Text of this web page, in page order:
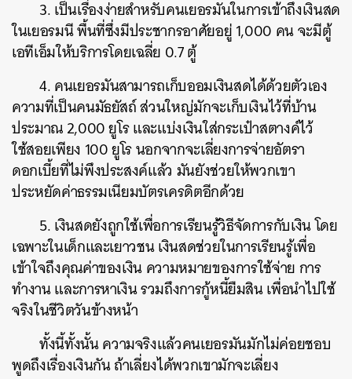
3. เป็นเรื่องง่ายสำหรับคนเยอรมันในการเข้าถึงเงินสด
ในเยอรมนี พื้นที่ซึ่งมีประชากรอาศัยอยู่ 1,000 คน จะมีตู้
เอทีเอ็มให้บริการโดยเฉลี่ย 0.7 ตู้
4. คนเยอรมันสามารถเก็บออมเงินสดได้ด้วยตัวเอง
ความที่เป็นคนมัธยัสถ์ ส่วนใหญ่มักจะเก็บเงินไว้ที่บ้าน
ประมาณ 2,000 ยูโร และแบ่งเงินใส่กระเป๋าสตางค์ไว้
ใช้สอยเพียง 100 ยูโร นอกจากจะเลี่ยงการจ่ายอัตรา
ดอกเบี้ยที่ไม่พึงประสงค์แล้ว มันยังช่วยให้พวกเขา
ประหยัดค่าธรรมเนียมบัตรเครดิตอีกด้วย
5. เงินสดยังถูกใช้เพื่อการเรียนรู้วิธีจัดการกับเงิน โดย
เฉพาะในเด็กและเยาวชน เงินสดช่วยในการเรียนรู้เพื่อ
เข้าใจถึงคุณค่าของเงิน ความหมายของการใช้จ่าย การ
ทำงาน และการหาเงิน รวมถึงการกู้หนี้ยืมสิน เพื่อนำไปใช้
จริงในชีวิตวันข้างหน้า
ทั้งนี้ทั้งนั้น ความจริงแล้วคนเยอรมันมักไม่ค่อยชอบ
พูดถึงเรื่องเงินกัน ถ้าเลี่ยงได้พวกเขามักจะเลี่ยง
SHARE TWEET LINE EMAIL